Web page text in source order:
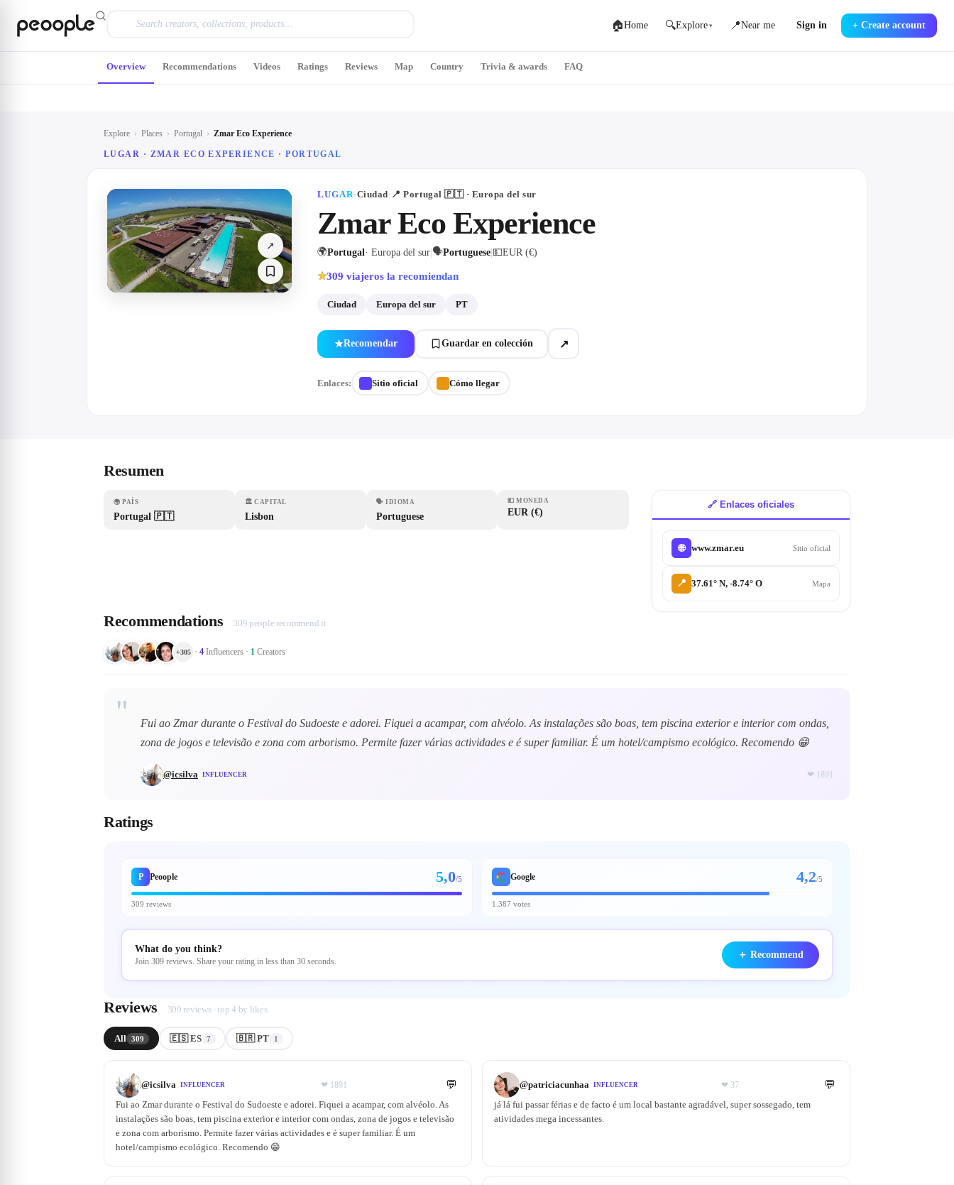
🏠Home 🔍Explore ▾ 📍Near me Sign in + Create account
Explore › Places › Portugal › Zmar Eco Experience
LUGAR · ZMAR ECO EXPERIENCE · PORTUGAL
↗
LUGAR·Ciudad· 📍Portugal 🇵🇹· Europa del sur
Zmar Eco Experience
🌍Portugal· Europa del sur 🗣Portuguese 💵EUR (€)
★309 viajeros la recomiendan
Ciudad Europa del sur PT
★Recomendar Guardar en colección ↗
Enlaces: Sitio oficial Cómo llegar
Overview Recommendations Videos Ratings Reviews Map Country Trivia & awards FAQ
Resumen
🌍 PAÍS
Portugal 🇵🇹
🏛 CAPITAL
Lisbon
🗣 IDIOMA
Portuguese
💵 MONEDA
EUR (€)
🔗 Enlaces oficiales
🌐 www.zmar.eu Sitio oficial
📍 37.61° N, -8.74° O Mapa
Recommendations 309 people recommend it
+305 · 4 Influencers · 1 Creators
"
Fui ao Zmar durante o Festival do Sudoeste e adorei. Fiquei a acampar, com alvéolo. As instalações são boas, tem piscina exterior e interior com ondas,
zona de jogos e televisão e zona com arborismo. Permite fazer várias actividades e é super familiar. É um hotel/campismo ecológico. Recomendo 😁
@icsilva INFLUENCER ❤ 1891
Ratings
P Peoople 5,0/5
309 reviews
Google 4,2/5
1.387 votes
What do you think?
Join 309 reviews. Share your rating in less than 30 seconds.
＋ Recommend
Reviews 309 reviews · top 4 by likes
All 309 🇪🇸 ES 7 🇧🇷 PT 1
@icsilva INFLUENCER ❤ 1891 💬
Fui ao Zmar durante o Festival do Sudoeste e adorei. Fiquei a acampar, com alvéolo. As
instalações são boas, tem piscina exterior e interior com ondas, zona de jogos e televisão
e zona com arborismo. Permite fazer várias actividades e é super familiar. É um
hotel/campismo ecológico. Recomendo 😁
@patriciacunhaa INFLUENCER ❤ 37 💬
já lá fui passar férias e de facto é um local bastante agradável, super sossegado, tem
atividades mega incessantes.